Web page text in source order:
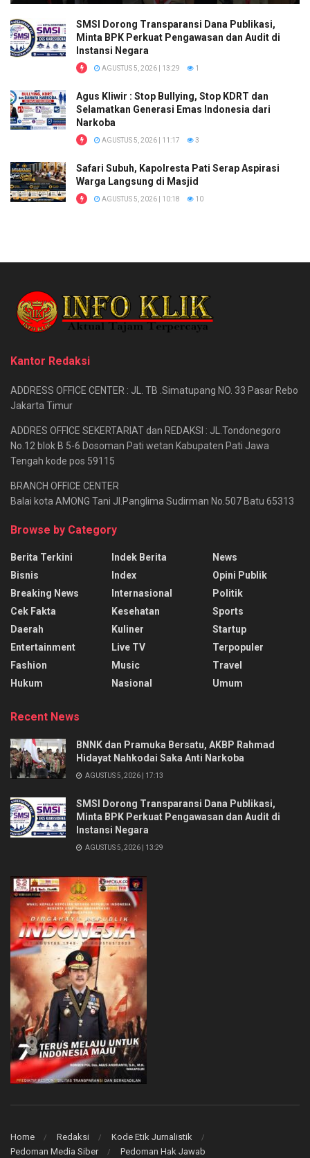
SMSI Dorong Transparansi Dana Publikasi,
Minta BPK Perkuat Pengawasan dan Audit di
Instansi Negara
AGUSTUS 5, 2026 | 13:29 1
Agus Kliwir : Stop Bullying, Stop KDRT dan
Selamatkan Generasi Emas Indonesia dari
Narkoba
AGUSTUS 5, 2026 | 11:17 3
Safari Subuh, Kapolresta Pati Serap Aspirasi
Warga Langsung di Masjid
AGUSTUS 5, 2026 | 10:18 10
Kantor Redaksi
ADDRESS OFFICE CENTER : JL. TB .Simatupang NO. 33 Pasar Rebo
Jakarta Timur
ADDRES OFFICE SEKERTARIAT dan REDAKSI : JL.Tondonegoro
No.12 blok B 5-6 Dosoman Pati wetan Kabupaten Pati Jawa
Tengah kode pos 59115
BRANCH OFFICE CENTER
Balai kota AMONG Tani Jl.Panglima Sudirman No.507 Batu 65313
Browse by Category
Berita Terkini
Bisnis
Breaking News
Cek Fakta
Daerah
Entertainment
Fashion
Hukum
Indek Berita
Index
Internasional
Kesehatan
Kuliner
Live TV
Music
Nasional
News
Opini Publik
Politik
Sports
Startup
Terpopuler
Travel
Umum
Recent News
BNNK dan Pramuka Bersatu, AKBP Rahmad
Hidayat Nahkodai Saka Anti Narkoba
AGUSTUS 5, 2026 | 17:13
SMSI Dorong Transparansi Dana Publikasi,
Minta BPK Perkuat Pengawasan dan Audit di
Instansi Negara
AGUSTUS 5, 2026 | 13:29
Home Redaksi
Kode Etik Jurnalistik
Pedoman Media Siber
Pedoman Hak Jawab